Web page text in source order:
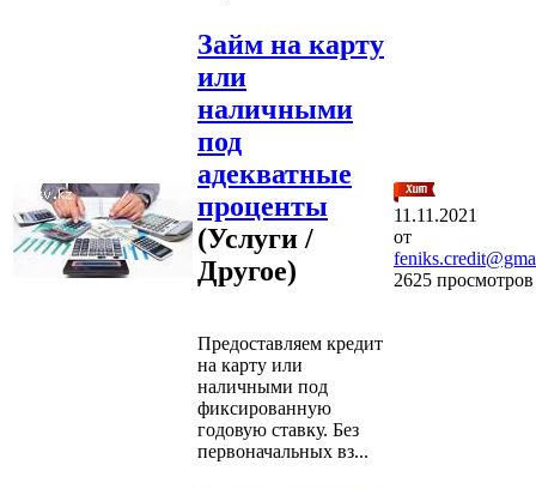
Займ на карту
или
наличными
под
адекватные
проценты
(Услуги /
Другое)
Предоставляем кредит
на карту или
наличными под
фиксированную
годовую ставку. Без
первоначальных вз...
11.11.2021
от
2625 просмотров